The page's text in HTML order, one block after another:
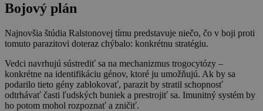
Bojový plán
Najnovšia štúdia Ralstonovej tímu predstavuje niečo, čo v boji proti
tomuto parazitovi doteraz chýbalo: konkrétnu stratégiu.
Vedci navrhujú sústrediť sa na mechanizmus trogocytózy –
konkrétne na identifikáciu génov, ktoré ju umožňujú. Ak by sa
podarilo tieto gény zablokovať, parazit by stratil schopnosť
odtrhávať časti ľudských buniek a prestrojiť sa. Imunitný systém by
ho potom mohol rozpoznať a zničiť.